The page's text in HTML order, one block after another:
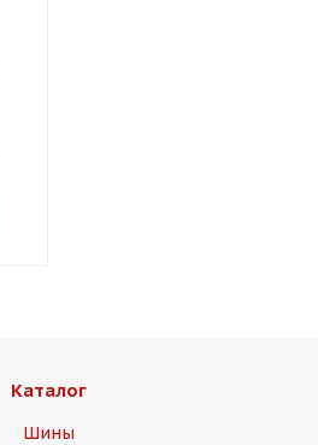
Каталог
Шины